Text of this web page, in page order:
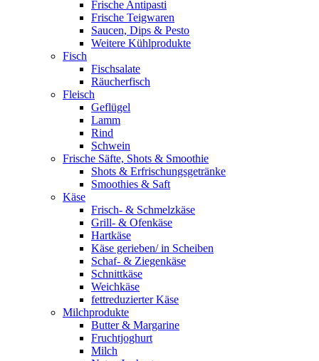
Frische Antipasti
Frische Teigwaren
Saucen, Dips & Pesto
Weitere Kühlprodukte
Fisch
Fischsalate
Räucherfisch
Fleisch
Geflügel
Lamm
Rind
Schwein
Frische Säfte, Shots & Smoothie
Shots & Erfrischungsgetränke
Smoothies & Saft
Käse
Frisch- & Schmelzkäse
Grill- & Ofenkäse
Hartkäse
Käse gerieben/ in Scheiben
Schaf- & Ziegenkäse
Schnittkäse
Weichkäse
fettreduzierter Käse
Milchprodukte
Butter & Margarine
Fruchtjoghurt
Milch